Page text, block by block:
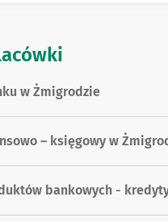
w Żmigrodzie
– księgowy w
bankowych -